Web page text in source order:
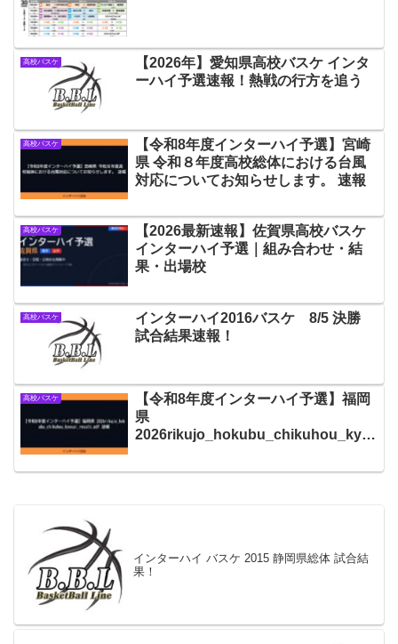
高校バスケ
【2026年】愛知県高校バスケ インタ
ーハイ予選速報！熱戦の行方を追う
高校バスケ
【令和8年度インターハイ予選】宮崎
県 令和８年度高校総体における台風
対応についてお知らせします。 速報
高校バスケ
【2026最新速報】佐賀県高校バスケ
インターハイ予選｜組み合わせ・結
果・出場校
高校バスケ
インターハイ2016バスケ 8/5 決勝
試合結果速報！
高校バスケ
【令和8年度インターハイ予選】福岡
県
2026rikujo_hokubu_chikuhou_kyo
インターハイ バスケ 2015 静岡県総体 試合結
果！